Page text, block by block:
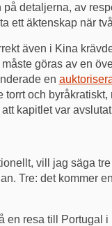
detaljerna, av
ett äktenskap när
även i Kina
måste göras av en
en
och
kapitlet var
vill jag säga
Tre: det kommer
resa till Portugal